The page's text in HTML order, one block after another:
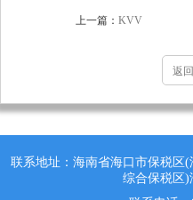
上一篇： KVV
返
联系地址：海南省海口市保税区
综合保税区)